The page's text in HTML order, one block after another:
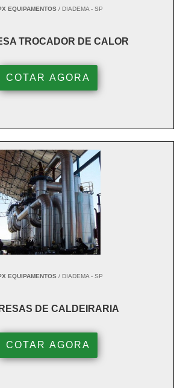
EQUIPAMENTOS/ DIADEMA - SP
TROCADOR DE CALOR
COTAR AGORA
EQUIPAMENTOS/ DIADEMA - SP
DE CALDEIRARIA
COTAR AGORA